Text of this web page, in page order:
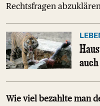
Rechtsfragen
Wie viel bezahlte man